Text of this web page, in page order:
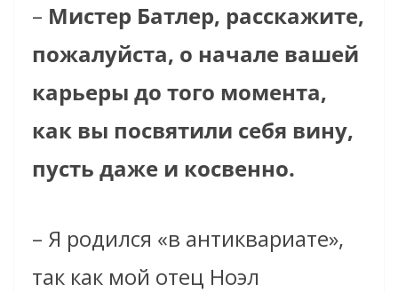
– Мистер Батлер, расскажите,
пожалуйста, о начале вашей
карьеры до того момента,
как вы посвятили себя вину,
пусть даже и косвенно.
– Я родился «в антиквариате»,
так как мой отец Ноэл